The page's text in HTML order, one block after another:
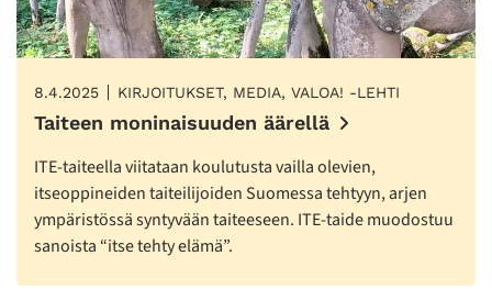
8.4.2025 KIRJOITUKSET, MEDIA, VALOA! -LEHTI
Taiteen moninaisuuden äärellä
ITE-taiteella viitataan koulutusta vailla olevien,
itseoppineiden taiteilijoiden Suomessa tehtyyn, arjen
ympäristössä syntyvään taiteeseen. ITE-taide muodostuu
sanoista “itse tehty elämä”.